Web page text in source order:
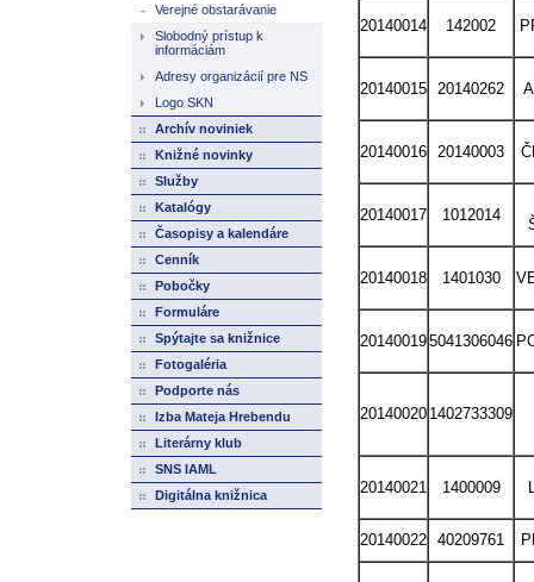
20140014 142002
20140015 20140262
20140016 20140003
20140017 1012014
20140018 1401030
201400195041306046
20140020 1402733309
20140021 1400009
20140022 40209761
Verejné obstarávanie
Slobodný prístup k
informáciám
Adresy organizácií pre NS
Logo SKN
Archív noviniek
Knižné novinky
Služby
Katalógy
Časopisy a kalendáre
Cenník
Pobočky
Formuláre
Spýtajte sa knižnice
Fotogaléria
Podporte nás
Izba Mateja Hrebendu
Literárny klub
SNS IAML
Digitálna knižnica